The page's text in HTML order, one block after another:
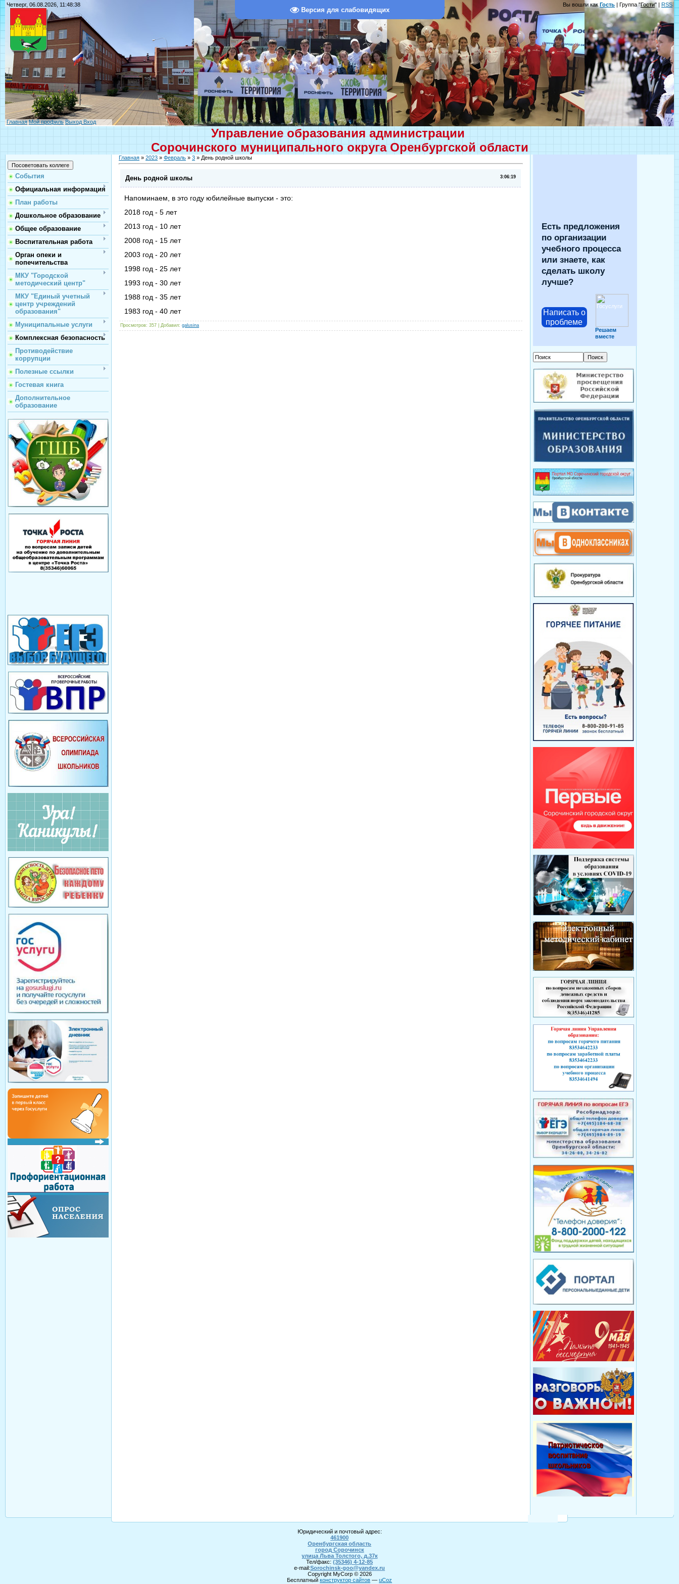
Версия для слабовидящих
Четверг, 06.08.2026, 11:48:38 Вы вошли какГость | Группа "Гости" | RSS
Главная Мой профиль Выход Вход
Управление образования администрации
Сорочинского муниципального округа Оренбургской области
События
Официальная информация
План работы
Дошкольное образование
Общее образование
Воспитательная работа
Орган опеки и
попечительства
МКУ "Городской
методический центр"
МКУ "Единый учетный
центр учреждений
образования"
Муниципальные услуги
Комплексная безопасность
Противодействие
коррупции
Полезные ссылки
Гостевая книга
Дополнительное
образование
Главная » 2023 » Февраль » 3 » День родной школы
3:06:19
День родной школы
Напоминаем, в это году юбилейные выпуски - это:
2018 год - 5 лет
2013 год - 10 лет
2008 год - 15 лет
2003 год - 20 лет
1998 год - 25 лет
1993 год - 30 лет
1988 год - 35 лет
1983 год - 40 лет
Просмотров: 357 | Добавил: galusina
Есть предложения
по организации
учебного процесса
или знаете, как
сделать школу
лучше?
Написать о
проблеме
Решаем
вместе
Юридический и почтовый адрес:
461900
Оренбургская область
город Сорочинск
улица Льва Толстого, д.37к
Тел/факс: (35346) 4-12-85
e-mail:Sorochinsk-goo@yandex.ru
Copyright MyCorp © 2026
Бесплатный конструктор сайтов — uCoz